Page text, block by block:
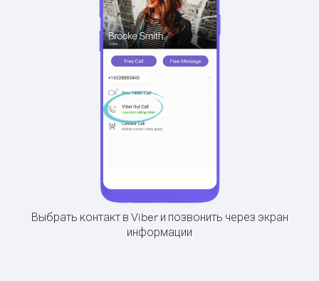
Выбрать контакт в Viber и позвонить через экран
информации